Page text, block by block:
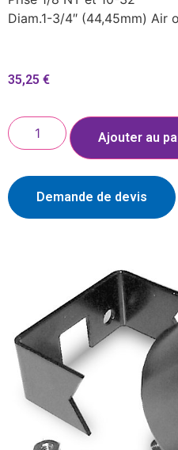
Diam.1-3/4″ (44,45mm) Air
35,25 €
Ajouter au
Demande de devis